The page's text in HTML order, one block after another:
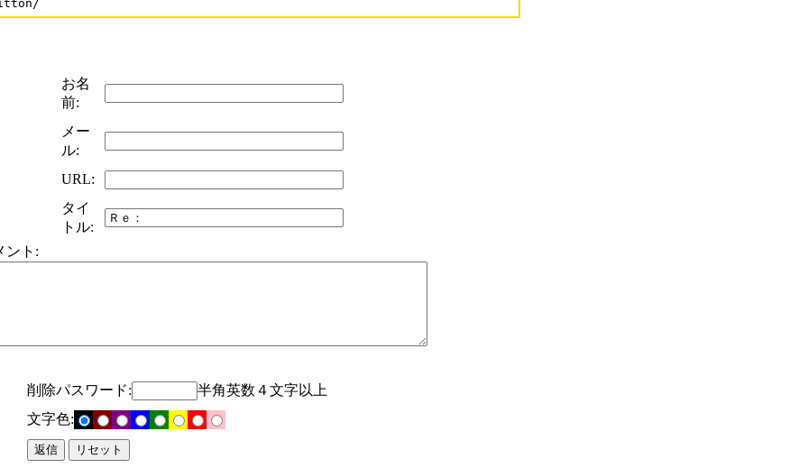
お名
前:
メー
ル:
URL:
タイ
トル:
ント:
削除パスワード:
半角英数４文字以上
文字色: